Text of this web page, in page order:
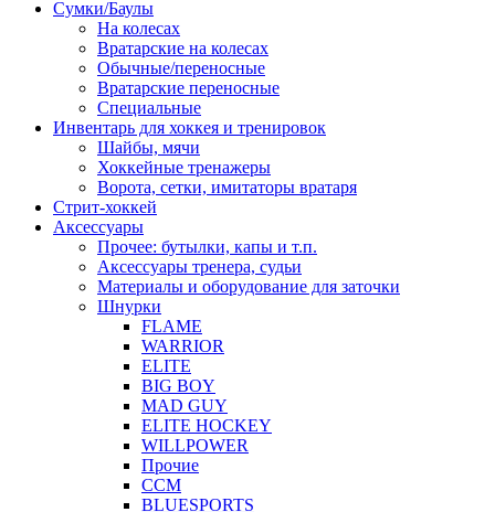
Сумки/Баулы
На колесах
Вратарские на колесах
Обычные/переносные
Вратарские переносные
Специальные
Инвентарь для хоккея и тренировок
Шайбы, мячи
Хоккейные тренажеры
Ворота, сетки, имитаторы вратаря
Стрит-хоккей
Аксессуары
Прочее: бутылки, капы и т.п.
Аксессуары тренера, судьи
Материалы и оборудование для заточки
Шнурки
FLAME
WARRIOR
ELITE
BIG BOY
MAD GUY
ELITE HOCKEY
WILLPOWER
Прочие
CCM
BLUESPORTS